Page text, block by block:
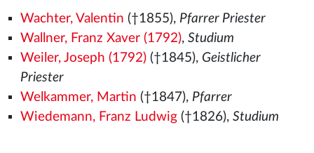
Wachter, Valentin (†1855), Pfarrer Priester
Wallner, Franz Xaver (1792), Studium
Weiler, Joseph (1792)(†1845), Geistlicher
Priester
Welkammer, Martin (†1847), Pfarrer
Wiedemann, Franz Ludwig(†1826), Studium